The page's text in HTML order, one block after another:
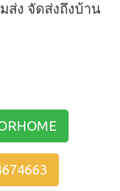
ส่ง จัดส่งถึงบ้าน